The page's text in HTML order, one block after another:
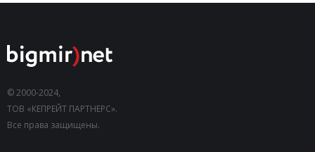
© 2000-2024,
ТОВ «КЕПРЕЙТ ПАРТНЕРС».
Все права защищены.